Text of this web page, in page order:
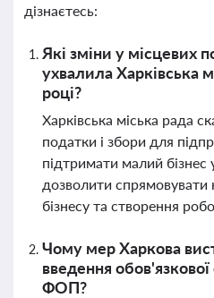
дізнаєтесь:
Які зміни у місцевих
ухвалила Харківська
році?
Харківська міська рада
податки і збори для
підтримати малий бізнес
дозволити
бізнесу та створення
Чому мер Харкова
введення
ФОП?